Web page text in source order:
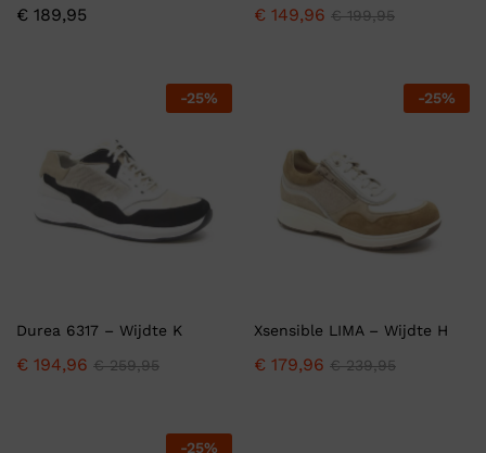
€ 189,95 € 149,96 €199,95
-25%
Durea 6317 – Wijdte K
€ 194,96 €259,95
-25%
Xsensible LIMA – Wijdte H
€ 179,96 €239,95
-25%